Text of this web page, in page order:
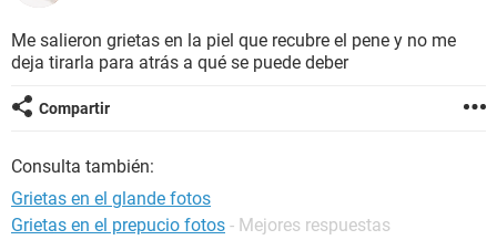
BIENESTAR
SEXUALIDAD
GLOSARIO
Me salieron grietas en la piel que recubre el pene y no me
deja tirarla para atrás a qué se puede deber
Compartir
Consulta también:
Grietas en el glande fotos
Grietas en el prepucio fotos - Mejores respuestas